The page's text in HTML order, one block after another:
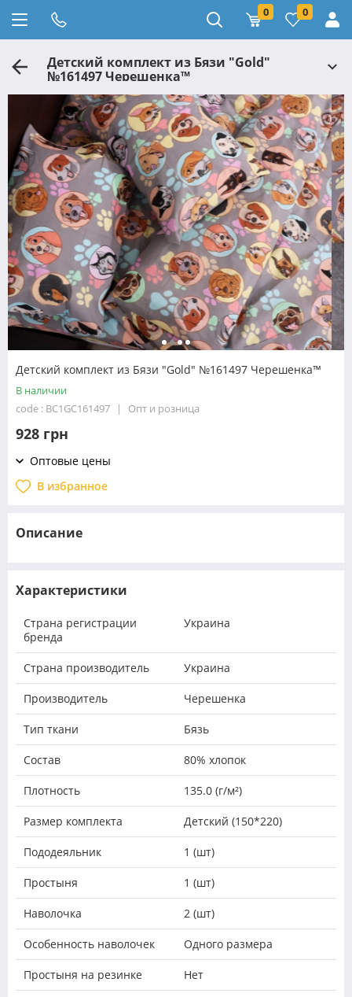
0 0
Детский комплект из Бязи "Gold"
№161497 Черешенка™
Детский комплект из Бязи "Gold" №161497 Черешенка™
В наличии
code : BC1GC161497
Опт и розница
928 грн
Оптовые цены
В избранное
Описание
Характеристики
Страна регистрации
бренда
Украина
Страна производитель Украина
Производитель Черешенка
Тип ткани Бязь
Состав 80% хлопок
Плотность 135.0 (г/м²)
Размер комплекта Детский (150*220)
Пододеяльник 1 (шт)
Простыня 1 (шт)
Наволочка 2 (шт)
Особенность наволочек Одного размера
Простыня на резинке Нет